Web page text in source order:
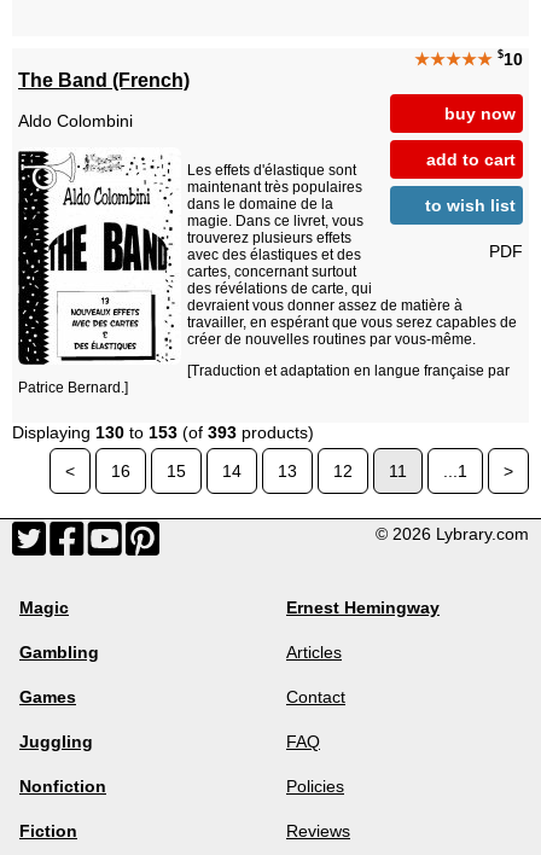
★★★★★ $10
buy now
add to cart
to wish list
PDF
The Band (French)
Aldo Colombini
Les effets d'élastique sont
maintenant très populaires
dans le domaine de la
magie. Dans ce livret, vous
trouverez plusieurs effets
avec des élastiques et des
cartes, concernant surtout
des révélations de carte, qui
devraient vous donner assez de matière à
travailler, en espérant que vous serez capables de
créer de nouvelles routines par vous-même.
[Traduction et adaptation en langue française par
Patrice Bernard.]
Displaying 130 to 153 (of 393 products)
<
16 15 14 13 12 11 ...1 >
© 2026 Lybrary.com
Magic
Gambling
Games
Juggling
Nonfiction
Fiction
Ernest Hemingway
Articles
Contact
FAQ
Policies
Reviews